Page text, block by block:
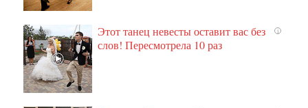
i
Этот танец невесты оставит вас без
слов! Пересмотрела 10 раз